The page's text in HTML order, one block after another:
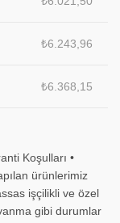
₺6.243,96
₺6.368,15
Koşulları •
ürünlerimiz
işçilikli ve özel
gibi durumlar